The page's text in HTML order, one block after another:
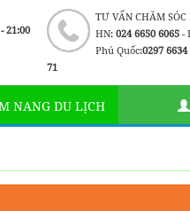
TƯ VẤN CHĂM
HN: 024 6650 6065-
Phú Quốc:0297 6634
71
21:00
NANG DU LỊCH